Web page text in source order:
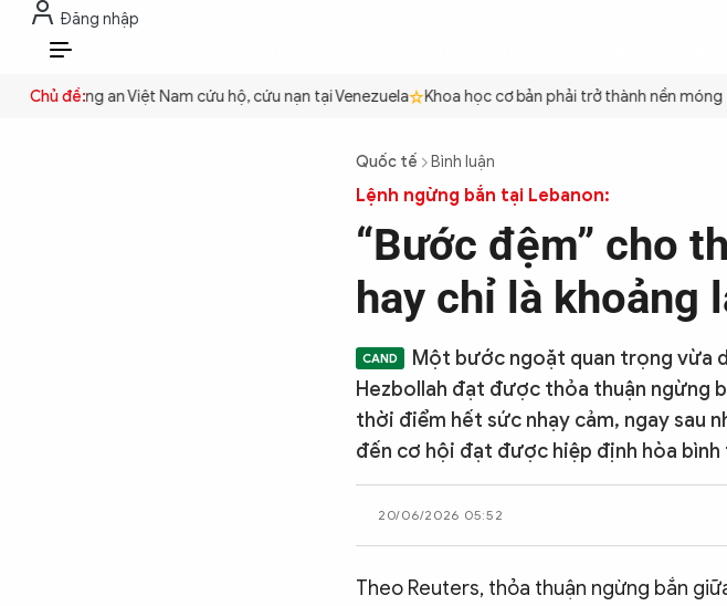
Đăng nhập
VI
Chủ đề:
Công an Việt Nam cứu hộ, cứu nạn tại Venezuela Khoa học cơ bản phải trở thành nền móng
Quốc tế Bình luận
Lệnh ngừng bắn tại Lebanon:
“Bước đệm” cho
hay chỉ là khoảng
Một bước ngoặt quan trọng vừa
Hezbollah đạt được thỏa thuận ngừng
thời điểm hết sức nhạy cảm, ngay sau
đến cơ hội đạt được hiệp định hòa bình
20/06/2026 05:52
Theo Reuters, thỏa thuận ngừng bắn